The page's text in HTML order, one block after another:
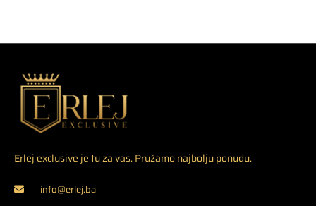
Erlej exclusive je tu za vas. Pružamo najbolju ponudu.
info@erlej.ba